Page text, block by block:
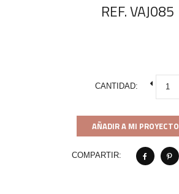
REF. VAJ085
CANTIDAD:
AÑADIR A MI PROYECTO
COMPARTIR: